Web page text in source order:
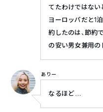
てたわけではない
ヨーロッパだと1
約したのは、節約
の安い男女兼用の
ありー
なるほど…